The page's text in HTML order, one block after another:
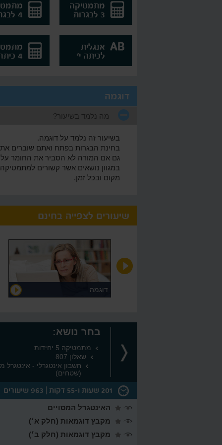
מתמטיקה
3 לבגרות
4 לבגרות
אנגלית
לכיתה י'
4 כיתה י'
דוגמה
מה נלמד בשיעור?
בשיעור זה נלמד על דוגמה.
בחינת הבגרות בפתח ואתם שוברים
גם אם המורה לא הסביר את החומר על
מקום ובכל זמן.
שיעורים לצפייה בחינם
דוגמה
בחר נושא:
מתמטיקה 5 יחידות
שאלון 807
חשבון אינטגרלי - אינטגרל
(שטחים)
201 שעות ו-55 דקות 963 שיעורים
האינטגרל המסויים
מקבץ דוגמאות (חלק א׳)
מקבץ דוגמאות (חלק ב׳)